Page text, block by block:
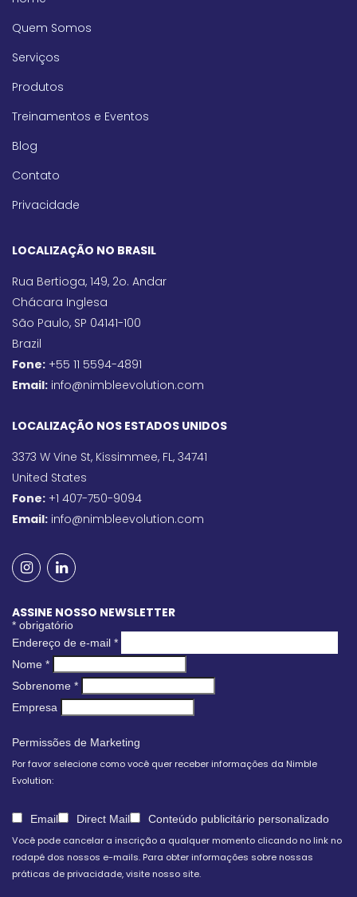
Quem Somos
Serviços
Produtos
Treinamentos e Eventos
Blog
Contato
Privacidade
LOCALIZAÇÃO NO BRASIL
Rua Bertioga, 149, 2o. Andar
Chácara Inglesa
São Paulo, SP 04141-100
Brazil
Fone: +55 11 5594-4891
Email: info@nimbleevolution.com
LOCALIZAÇÃO NOS ESTADOS UNIDOS
3373 W Vine St, Kissimmee, FL, 34741
United States
Fone: +1 407-750-9094
Email: info@nimbleevolution.com
ASSINE NOSSO NEWSLETTER
* obrigatório
Endereço de e-mail *
Nome *
Sobrenome *
Empresa
Permissões de Marketing
Por favor selecione como você quer receber informações da Nimble
Evolution:
Email Direct Mail
Conteúdo publicitário personalizado
Você pode cancelar a inscrição a qualquer momento clicando no link no
rodapé dos nossos e-mails. Para obter informações sobre nossas
práticas de privacidade, visite nosso site.